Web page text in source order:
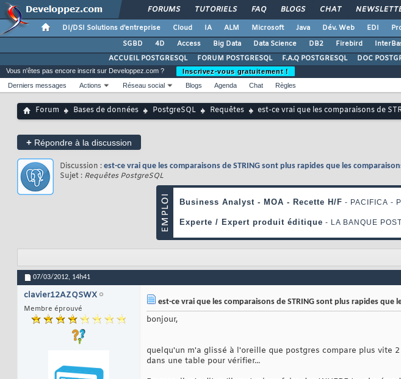
FORUMS TUTORIELS FAQ BLOGS CHAT
DI/DSI Solutions d'entreprise Cloud IA ALM Microsoft Java Dév. Web EDI
SGBD
4D Access Big Data Data Science DB2 Firebird
ACCUEIL POSTGRESQL
FORUM POSTGRESQL F.A.Q POSTGRESQL DOC
Vous n'êtes pas encore inscrit sur Developpez.com ?
Inscrivez-vous gratuitement !
Derniers messages
Actions Réseau social Blogs Agenda Chat Règles
Forum Bases de données PostgreSQL Requêtes est-ce vrai que les comparaisons de
+ Répondre à la discussion
Discussion : est-ce vrai que les comparaisons de STRING sont plus rapides que les
Sujet : Requêtes PostgreSQL
07/03/2012, 14h41
clavier12AZQSWX
Membre éprouvé
est-ce vrai que les comparaisons de STRING sont plus rapides que
bonjour,
quelqu'un m'a glissé à l'oreille que postgres compare plus vite
dans une table pour vérifier...